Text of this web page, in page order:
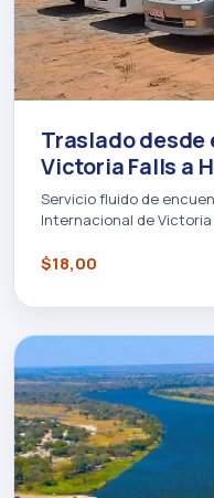
Traslado desde
Victoria Falls a
Servicio fluido de
Internacional de
$18,00